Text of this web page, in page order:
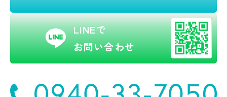
LINEで
お問い合わせ